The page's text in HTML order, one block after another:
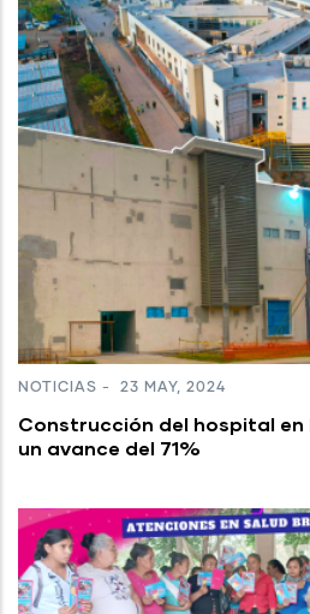
NOTICIAS - 23 MAY, 2024
Construcción del hospital en
un avance del 71%